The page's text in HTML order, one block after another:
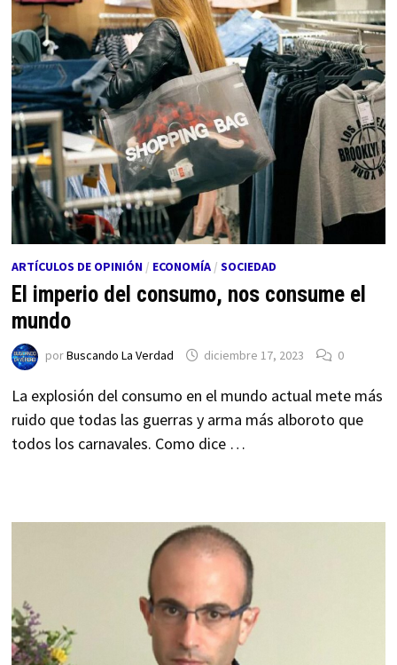
ARTÍCULOS DE OPINIÓN/ ECONOMÍA/ SOCIEDAD
El imperio del consumo, nos consume el
mundo
porBuscando La Verdad diciembre 17, 2023 0
La explosión del consumo en el mundo actual mete más
ruido que todas las guerras y arma más alboroto que
todos los carnavales. Como dice …